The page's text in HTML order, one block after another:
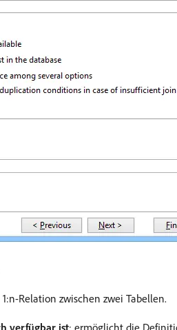
Relation zwischen zwei Tabellen.
verfügbar ist: ermöglicht die